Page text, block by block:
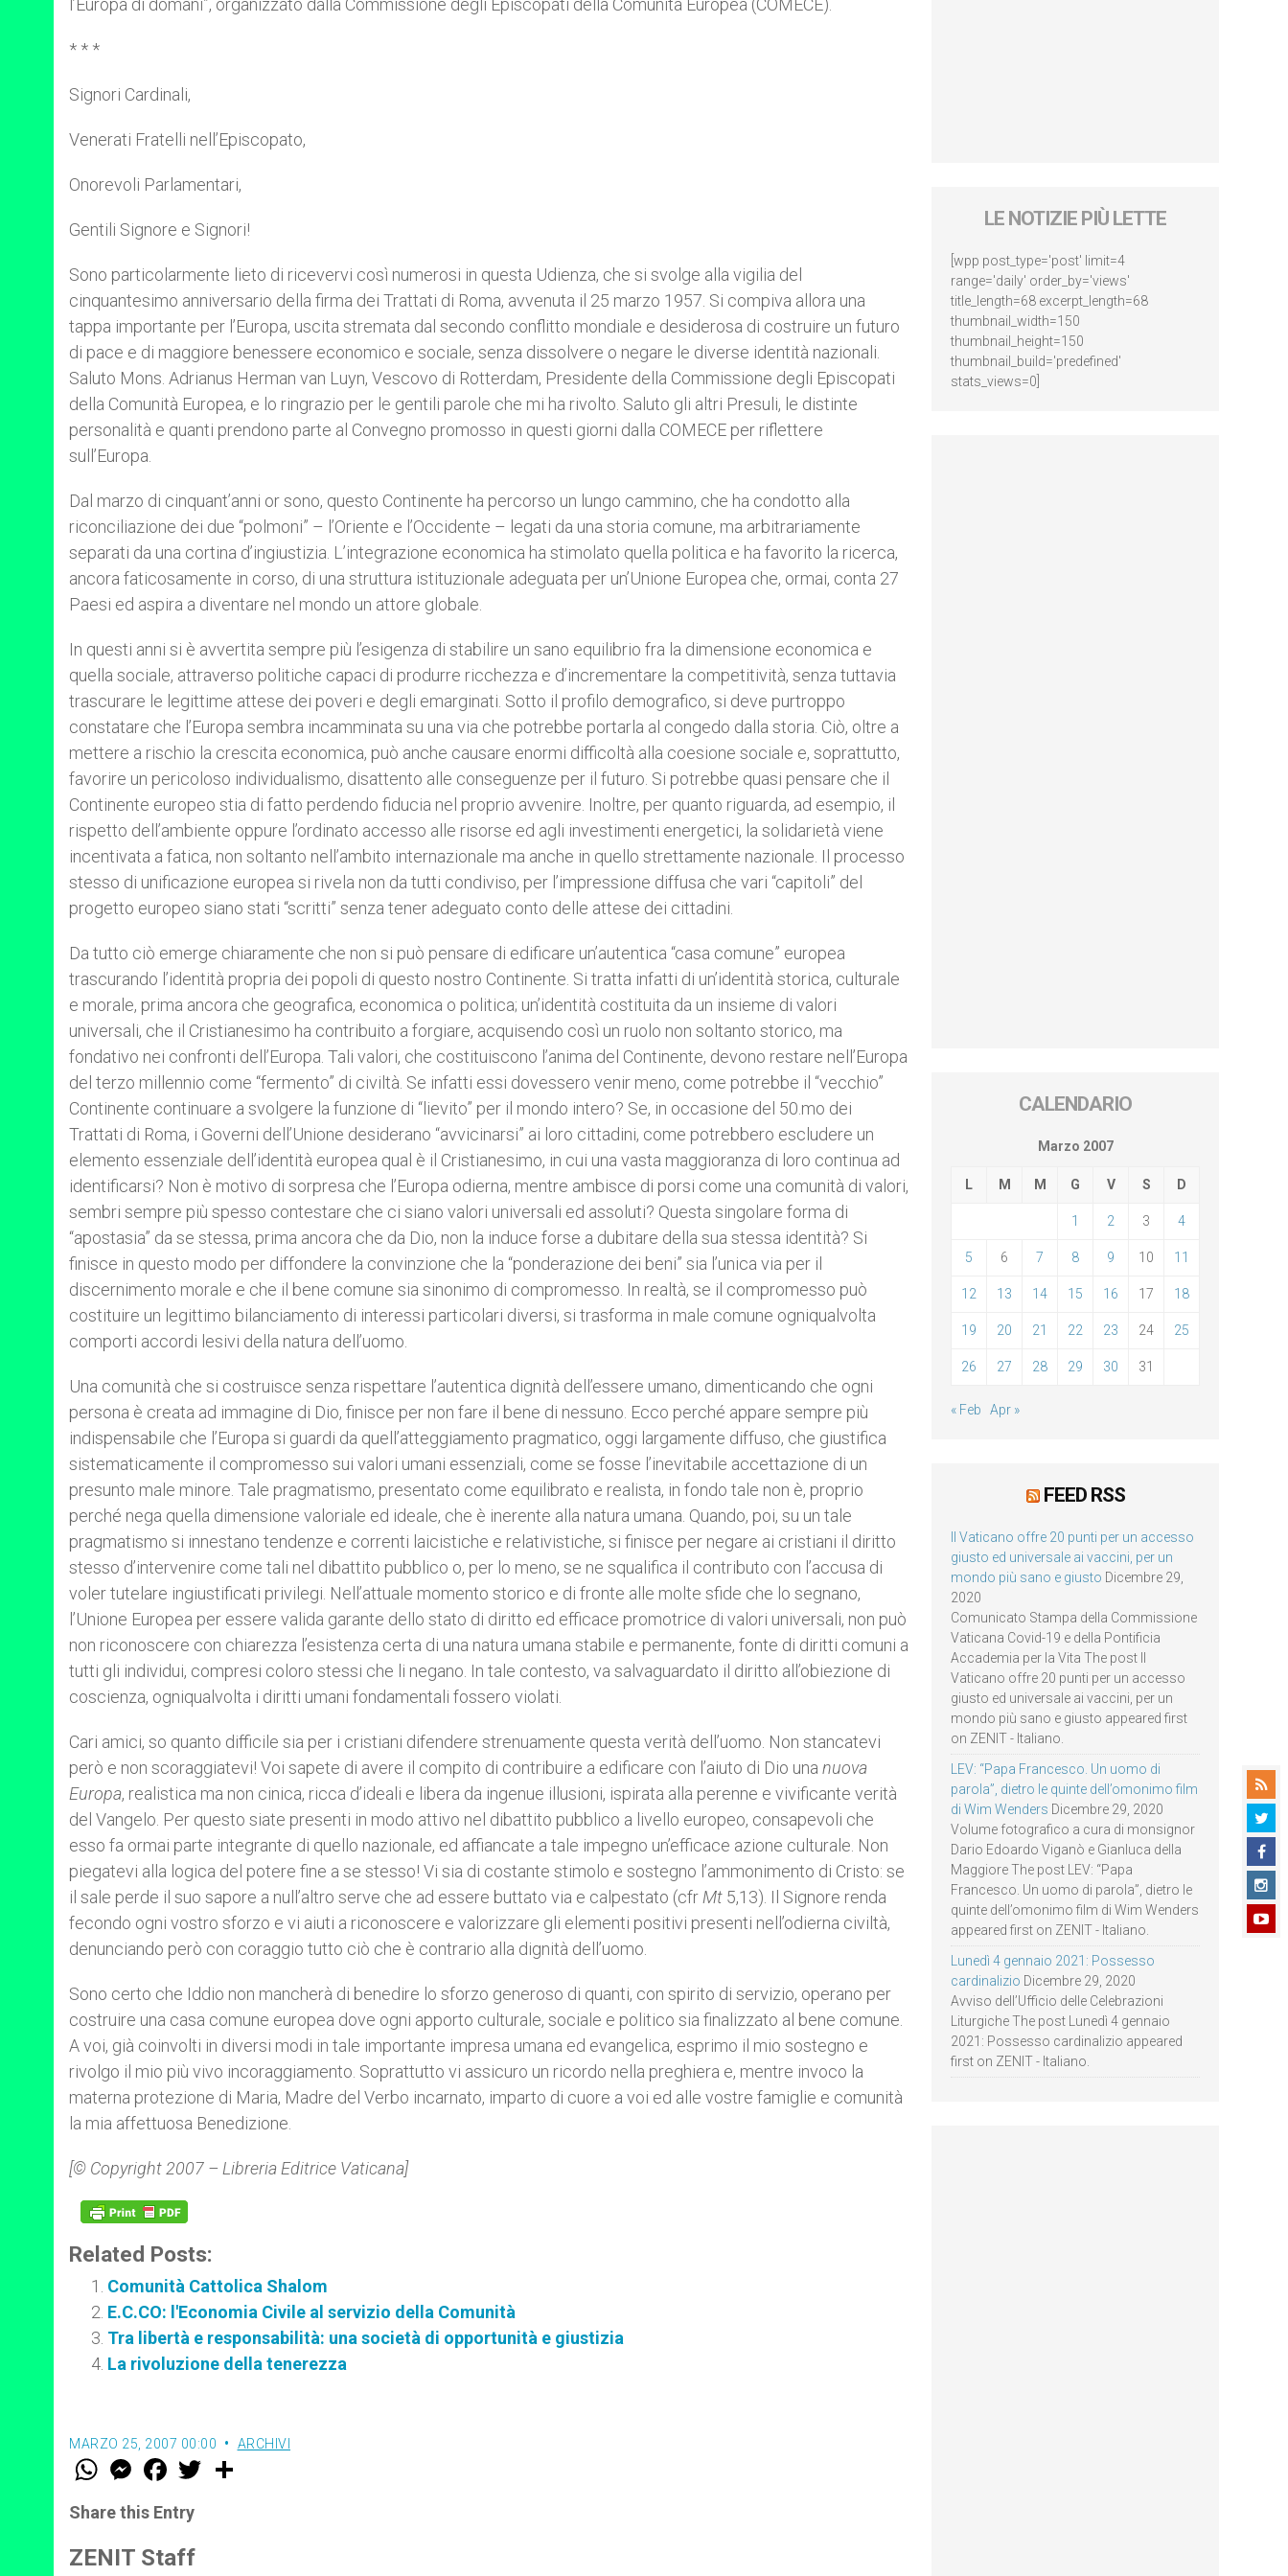
l’Europa di domani”, organizzato dalla Commissione degli Episcopati della Comunità Europea (COMECE).
* * *
Signori Cardinali,
Venerati Fratelli nell’Episcopato,
Onorevoli Parlamentari,
Gentili Signore e Signori!
Sono particolarmente lieto di ricevervi così numerosi in questa Udienza, che si svolge alla vigilia del
cinquantesimo anniversario della firma dei Trattati di Roma, avvenuta il 25 marzo 1957. Si compiva allora una
tappa importante per l’Europa, uscita stremata dal secondo conflitto mondiale e desiderosa di costruire un futuro
di pace e di maggiore benessere economico e sociale, senza dissolvere o negare le diverse identità nazionali.
Saluto Mons. Adrianus Herman van Luyn, Vescovo di Rotterdam, Presidente della Commissione degli Episcopati
della Comunità Europea, e lo ringrazio per le gentili parole che mi ha rivolto. Saluto gli altri Presuli, le distinte
personalità e quanti prendono parte al Convegno promosso in questi giorni dalla COMECE per riflettere
sull’Europa.
Dal marzo di cinquant’anni or sono, questo Continente ha percorso un lungo cammino, che ha condotto alla
riconciliazione dei due “polmoni” – l’Oriente e l’Occidente – legati da una storia comune, ma arbitrariamente
separati da una cortina d’ingiustizia. L’integrazione economica ha stimolato quella politica e ha favorito la ricerca,
ancora faticosamente in corso, di una struttura istituzionale adeguata per un’Unione Europea che, ormai, conta 27
Paesi ed aspira a diventare nel mondo un attore globale.
In questi anni si è avvertita sempre più l’esigenza di stabilire un sano equilibrio fra la dimensione economica e
quella sociale, attraverso politiche capaci di produrre ricchezza e d’incrementare la competitività, senza tuttavia
trascurare le legittime attese dei poveri e degli emarginati. Sotto il profilo demografico, si deve purtroppo
constatare che l’Europa sembra incamminata su una via che potrebbe portarla al congedo dalla storia. Ciò, oltre a
mettere a rischio la crescita economica, può anche causare enormi difficoltà alla coesione sociale e, soprattutto,
favorire un pericoloso individualismo, disattento alle conseguenze per il futuro. Si potrebbe quasi pensare che il
Continente europeo stia di fatto perdendo fiducia nel proprio avvenire. Inoltre, per quanto riguarda, ad esempio, il
rispetto dell’ambiente oppure l’ordinato accesso alle risorse ed agli investimenti energetici, la solidarietà viene
incentivata a fatica, non soltanto nell’ambito internazionale ma anche in quello strettamente nazionale. Il processo
stesso di unificazione europea si rivela non da tutti condiviso, per l’impressione diffusa che vari “capitoli” del
progetto europeo siano stati “scritti” senza tener adeguato conto delle attese dei cittadini.
Da tutto ciò emerge chiaramente che non si può pensare di edificare un’autentica “casa comune” europea
trascurando l’identità propria dei popoli di questo nostro Continente. Si tratta infatti di un’identità storica, culturale
e morale, prima ancora che geografica, economica o politica; un’identità costituita da un insieme di valori
universali, che il Cristianesimo ha contribuito a forgiare, acquisendo così un ruolo non soltanto storico, ma
fondativo nei confronti dell’Europa. Tali valori, che costituiscono l’anima del Continente, devono restare nell’Europa
del terzo millennio come “fermento” di civiltà. Se infatti essi dovessero venir meno, come potrebbe il “vecchio”
Continente continuare a svolgere la funzione di “lievito” per il mondo intero? Se, in occasione del 50.mo dei
Trattati di Roma, i Governi dell’Unione desiderano “avvicinarsi” ai loro cittadini, come potrebbero escludere un
elemento essenziale dell’identità europea qual è il Cristianesimo, in cui una vasta maggioranza di loro continua ad
identificarsi? Non è motivo di sorpresa che l’Europa odierna, mentre ambisce di porsi come una comunità di valori,
sembri sempre più spesso contestare che ci siano valori universali ed assoluti? Questa singolare forma di
“apostasia” da se stessa, prima ancora che da Dio, non la induce forse a dubitare della sua stessa identità? Si
finisce in questo modo per diffondere la convinzione che la “ponderazione dei beni” sia l’unica via per il
discernimento morale e che il bene comune sia sinonimo di compromesso. In realtà, se il compromesso può
costituire un legittimo bilanciamento di interessi particolari diversi, si trasforma in male comune ogniqualvolta
comporti accordi lesivi della natura dell’uomo.
Una comunità che si costruisce senza rispettare l’autentica dignità dell’essere umano, dimenticando che ogni
persona è creata ad immagine di Dio, finisce per non fare il bene di nessuno. Ecco perché appare sempre più
indispensabile che l’Europa si guardi da quell’atteggiamento pragmatico, oggi largamente diffuso, che giustifica
sistematicamente il compromesso sui valori umani essenziali, come se fosse l’inevitabile accettazione di un
presunto male minore. Tale pragmatismo, presentato come equilibrato e realista, in fondo tale non è, proprio
perché nega quella dimensione valoriale ed ideale, che è inerente alla natura umana. Quando, poi, su un tale
pragmatismo si innestano tendenze e correnti laicistiche e relativistiche, si finisce per negare ai cristiani il diritto
stesso d’intervenire come tali nel dibattito pubblico o, per lo meno, se ne squalifica il contributo con l’accusa di
voler tutelare ingiustificati privilegi. Nell’attuale momento storico e di fronte alle molte sfide che lo segnano,
l’Unione Europea per essere valida garante dello stato di diritto ed efficace promotrice di valori universali, non può
non riconoscere con chiarezza l’esistenza certa di una natura umana stabile e permanente, fonte di diritti comuni a
tutti gli individui, compresi coloro stessi che li negano. In tale contesto, va salvaguardato il diritto all’obiezione di
coscienza, ogniqualvolta i diritti umani fondamentali fossero violati.
Cari amici, so quanto difficile sia per i cristiani difendere strenuamente questa verità dell’uomo. Non stancatevi
però e non scoraggiatevi! Voi sapete di avere il compito di contribuire a edificare con l’aiuto di Dio una nuova
Europa, realistica ma non cinica, ricca d’ideali e libera da ingenue illusioni, ispirata alla perenne e vivificante verità
del Vangelo. Per questo siate presenti in modo attivo nel dibattito pubblico a livello europeo, consapevoli che
esso fa ormai parte integrante di quello nazionale, ed affiancate a tale impegno un’efficace azione culturale. Non
piegatevi alla logica del potere fine a se stesso! Vi sia di costante stimolo e sostegno l’ammonimento di Cristo: se
il sale perde il suo sapore a null’altro serve che ad essere buttato via e calpestato (cfr Mt 5,13). Il Signore renda
fecondo ogni vostro sforzo e vi aiuti a riconoscere e valorizzare gli elementi positivi presenti nell’odierna civiltà,
denunciando però con coraggio tutto ciò che è contrario alla dignità dell’uomo.
Sono certo che Iddio non mancherà di benedire lo sforzo generoso di quanti, con spirito di servizio, operano per
costruire una casa comune europea dove ogni apporto culturale, sociale e politico sia finalizzato al bene comune.
A voi, già coinvolti in diversi modi in tale importante impresa umana ed evangelica, esprimo il mio sostegno e
rivolgo il mio più vivo incoraggiamento. Soprattutto vi assicuro un ricordo nella preghiera e, mentre invoco la
materna protezione di Maria, Madre del Verbo incarnato, imparto di cuore a voi ed alle vostre famiglie e comunità
la mia affettuosa Benedizione.
[© Copyright 2007 – Libreria Editrice Vaticana]
Related Posts:
Comunità Cattolica Shalom
E.C.CO: l'Economia Civile al servizio della Comunità
Tra libertà e responsabilità: una società di opportunità e giustizia
La rivoluzione della tenerezza
MARZO 25, 2007 00:00 ARCHIVI
W
t
s
p
p
M
e
s
e
g
e
F
a
e
b
o
k
w
Share this Entry
ZENIT Staff
LE NOTIZIE PIÙ LETTE
[wpp post_type='post' limit=4
range='daily' order_by='views'
title_length=68 excerpt_length=68
thumbnail_width=150
thumbnail_height=150
thumbnail_build='predefined'
stats_views=0]
CALENDARIO
Marzo 2007
L M M G V S D
1 2 3 4
5 6 7 8 9 10 11
12 13 14 15 16 17 18
19 20 21 22 23 24 25
26 27 28 29 30 31
« Feb Apr »
FEED RSS
Il Vaticano offre 20 punti per un accesso
giusto ed universale ai vaccini, per un
mondo più sano e giusto Dicembre 29,
2020
Comunicato Stampa della Commissione
Vaticana Covid-19 e della Pontificia
Accademia per la Vita The post Il
Vaticano offre 20 punti per un accesso
giusto ed universale ai vaccini, per un
mondo più sano e giusto appeared first
on ZENIT - Italiano.
LEV: “Papa Francesco. Un uomo di
parola”, dietro le quinte dell’omonimo film
di Wim Wenders Dicembre 29, 2020
Volume fotografico a cura di monsignor
Dario Edoardo Viganò e Gianluca della
Maggiore The post LEV: “Papa
Francesco. Un uomo di parola”, dietro le
quinte dell’omonimo film di Wim Wenders
appeared first on ZENIT - Italiano.
Lunedì 4 gennaio 2021: Possesso
cardinalizio Dicembre 29, 2020
Avviso dell’Ufficio delle Celebrazioni
Liturgiche The post Lunedì 4 gennaio
2021: Possesso cardinalizio appeared
first on ZENIT - Italiano.